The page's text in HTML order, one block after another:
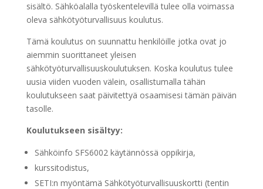
sisältö. Sähköalalla työskentelevillä tulee olla voimassa
oleva sähkötyöturvallisuus koulutus.
Tämä koulutus on suunnattu henkilöille jotka ovat jo
aiemmin suorittaneet yleisen
sähkötyöturvallisuuskoulutuksen. Koska koulutus tulee
uusia viiden vuoden välein, osallistumalla tähän
koulutukseen saat päivitettyä osaamisesi tämän päivän
tasolle.
Koulutukseen sisältyy:
Sähköinfo SFS6002 käytännössä oppikirja,
kurssitodistus,
SETI:n myöntämä Sähkötyöturvallisuuskortti (tentin